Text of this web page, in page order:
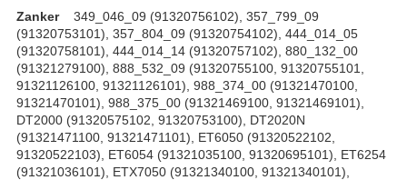
Zanker349_046_09 (91320756102), 357_799_09
(91320753101), 357_804_09 (91320754102), 444_014_05
(91320758101), 444_014_14 (91320757102), 880_132_00
(91321279100), 888_532_09 (91320755100, 91320755101,
91321126100, 91321126101), 988_374_00 (91321470100,
91321470101), 988_375_00 (91321469100, 91321469101),
DT2000 (91320575102, 91320753100), DT2020N
(91321471100, 91321471101), ET6050 (91320522102,
91320522103), ET6054 (91321035100, 91320695101), ET6254
(91321036101), ETX7050 (91321340100, 91321340101),